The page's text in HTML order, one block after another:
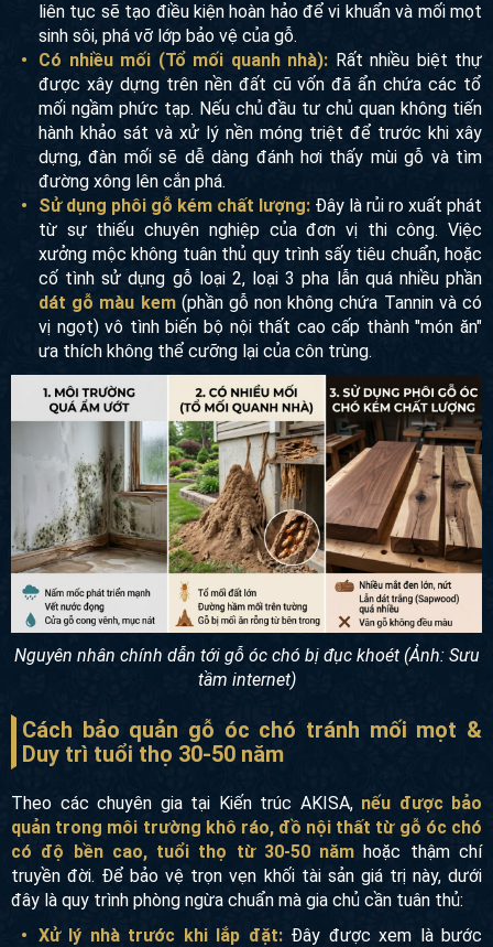
liên tục sẽ tạo điều kiện hoàn hảo để vi khuẩn và mối mọt
sinh sôi, phá vỡ lớp bảo vệ của gỗ.
Có nhiều mối (Tổ mối quanh nhà): Rất nhiều biệt thự
được xây dựng trên nền đất cũ vốn đã ẩn chứa các tổ
mối ngầm phức tạp. Nếu chủ đầu tư chủ quan không tiến
hành khảo sát và xử lý nền móng triệt để trước khi xây
dựng, đàn mối sẽ dễ dàng đánh hơi thấy mùi gỗ và tìm
đường xông lên cắn phá.
Sử dụng phôi gỗ kém chất lượng: Đây là rủi ro xuất phát
từ sự thiếu chuyên nghiệp của đơn vị thi công. Việc
xưởng mộc không tuân thủ quy trình sấy tiêu chuẩn, hoặc
cố tình sử dụng gỗ loại 2, loại 3 pha lẫn quá nhiều phần
dát gỗ màu kem(phần gỗ non không chứa Tannin và có
vị ngọt) vô tình biến bộ nội thất cao cấp thành "món ăn"
ưa thích không thể cưỡng lại của côn trùng.
Nguyên nhân chính dẫn tới gỗ óc chó bị đục khoét (Ảnh: Sưu
tầm internet)
Cách bảo quản gỗ óc chó tránh mối mọt &
Duy trì tuổi thọ 30-50 năm
Theo các chuyên gia tại Kiến trúc AKISA, nếu được bảo
quản trong môi trường khô ráo, đồ nội thất từ gỗ óc chó
có độ bền cao, tuổi thọ từ 30-50 năm hoặc thậm chí
truyền đời. Để bảo vệ trọn vẹn khối tài sản giá trị này, dưới
đây là quy trình phòng ngừa chuẩn mà gia chủ cần tuân thủ:
Xử lý nhà trước khi lắp đặt:Đây được xem là bước